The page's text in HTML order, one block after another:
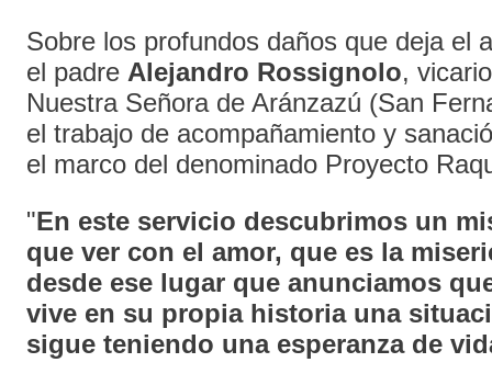
Sobre los profundos daños que deja el
el padre Alejandro Rossignolo,
Nuestra Señora de Aránzazú (San
el trabajo de acompañamiento y
el marco del denominado Proyecto
"En este servicio descubrimos un
que ver con el amor, que es la
desde ese lugar que anunciamos
vive en su propia historia una
sigue teniendo una esperanza de